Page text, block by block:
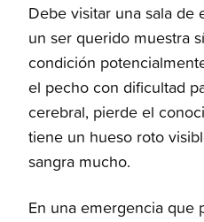
Debe visitar una sala de
un ser querido muestra
condición
el pecho con dificultad
cerebral, pierde el
tiene un hueso roto
sangra mucho.
En una emergencia que